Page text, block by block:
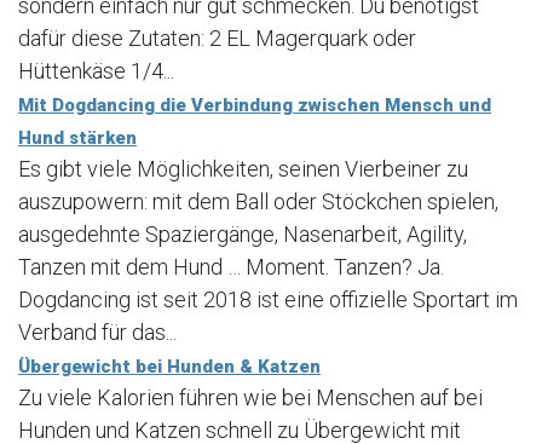
sondern einfach nur gut schmecken. Du benötigst
dafür diese Zutaten: 2 EL Magerquark oder
Hüttenkäse 1/4...
Mit Dogdancing die Verbindung zwischen Mensch und
Hund stärken
Es gibt viele Möglichkeiten, seinen Vierbeiner zu
auszupowern: mit dem Ball oder Stöckchen spielen,
ausgedehnte Spaziergänge, Nasenarbeit, Agility,
Tanzen mit dem Hund … Moment. Tanzen? Ja.
Dogdancing ist seit 2018 ist eine offizielle Sportart im
Verband für das...
Übergewicht bei Hunden & Katzen
Zu viele Kalorien führen wie bei Menschen auf bei
Hunden und Katzen schnell zu Übergewicht mit